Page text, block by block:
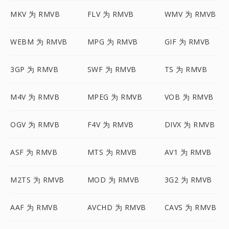
MKV 为 RMVB FLV 为 RMVB WMV 为 RMVB
WEBM 为 RMVB MPG 为 RMVB GIF 为 RMVB
3GP 为 RMVB SWF 为 RMVB TS 为 RMVB
M4V 为 RMVB MPEG 为 RMVB VOB 为 RMVB
OGV 为 RMVB F4V 为 RMVB DIVX 为 RMVB
ASF 为 RMVB MTS 为 RMVB AV1 为 RMVB
M2TS 为 RMVB MOD 为 RMVB 3G2 为 RMVB
AAF 为 RMVB AVCHD 为 RMVB CAVS 为 RMVB